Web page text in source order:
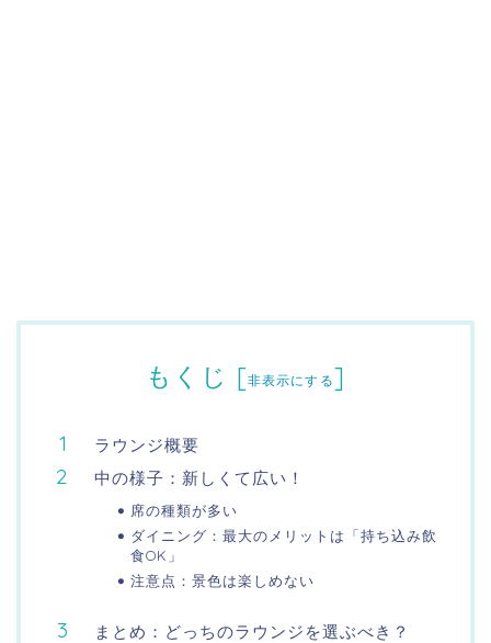
もくじ [非表示にする]
ラウンジ概要
中の様子：新しくて広い！
席の種類が多い
ダイニング：最大のメリットは「持ち込み飲
食OK」
注意点：景色は楽しめない
まとめ：どっちのラウンジを選ぶべき？